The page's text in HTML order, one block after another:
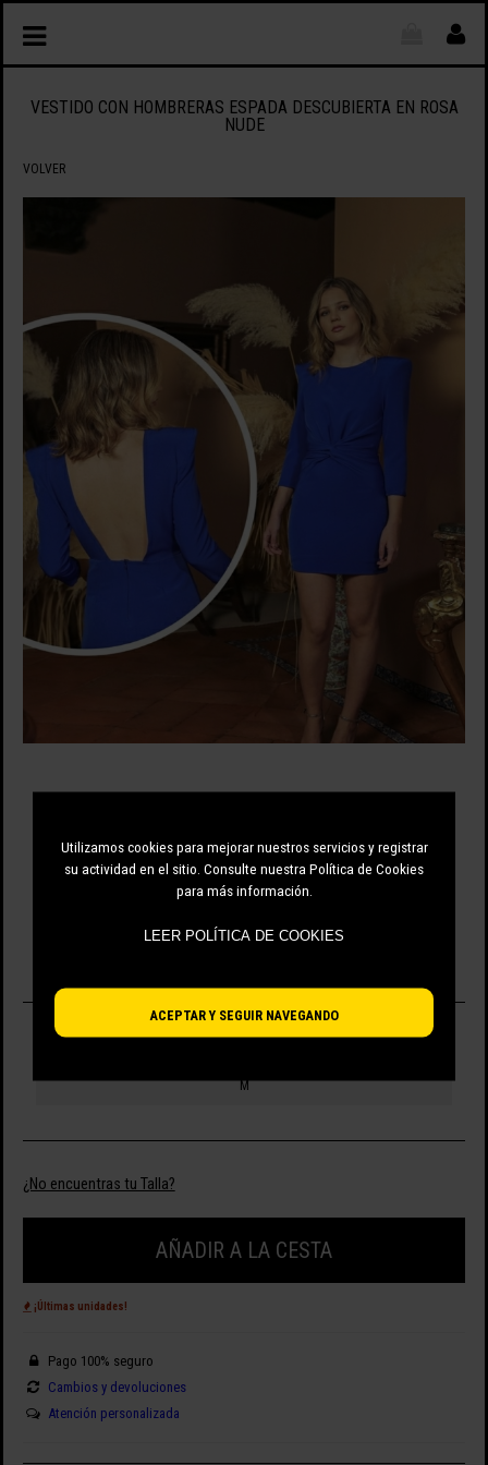
Utilizamos cookies para mejorar nuestros servicios y registrar
su actividad en el sitio. Consulte nuestra Política de Cookies
para más información.
ACEPTAR Y SEGUIR NAVEGANDO
VESTIDO CON HOMBRERAS ESPADA DESCUBIERTA EN ROSA
NUDE
VOLVER
26.00 EUR 65.00 EUR -60%
SELECCIONA TALLA
M
¿No encuentras tu Talla?
AÑADIR A LA CESTA
¡Últimas unidades!
Pago 100% seguro
Cambios y devoluciones
Atención personalizada
LEER POLÍTICA DE COOKIES